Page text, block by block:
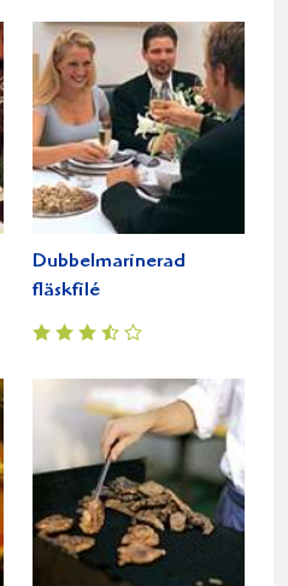
Dubbelmarinerad
fläskfilé